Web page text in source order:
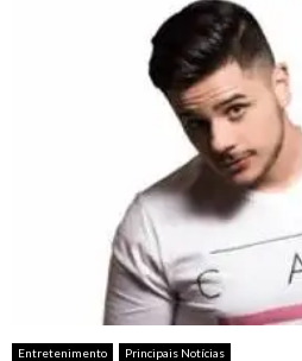
Entretenimento Principais Notícias